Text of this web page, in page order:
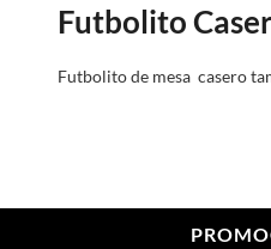
Futbolito
Futbolito de mesa casero